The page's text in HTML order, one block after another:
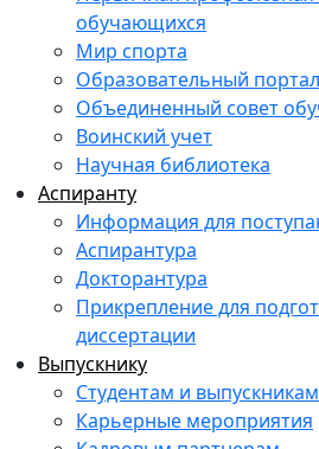
обучающихся
Мир спорта
Образовательный
Объединенный совет
Воинский учет
Научная библиотека
Аспиранту
Информация для
Аспирантура
Докторантура
Прикрепление для
диссертации
Выпускнику
Студентам и выпускникам
Карьерные мероприятия